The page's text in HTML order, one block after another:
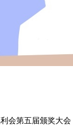
会第五届颁奖大